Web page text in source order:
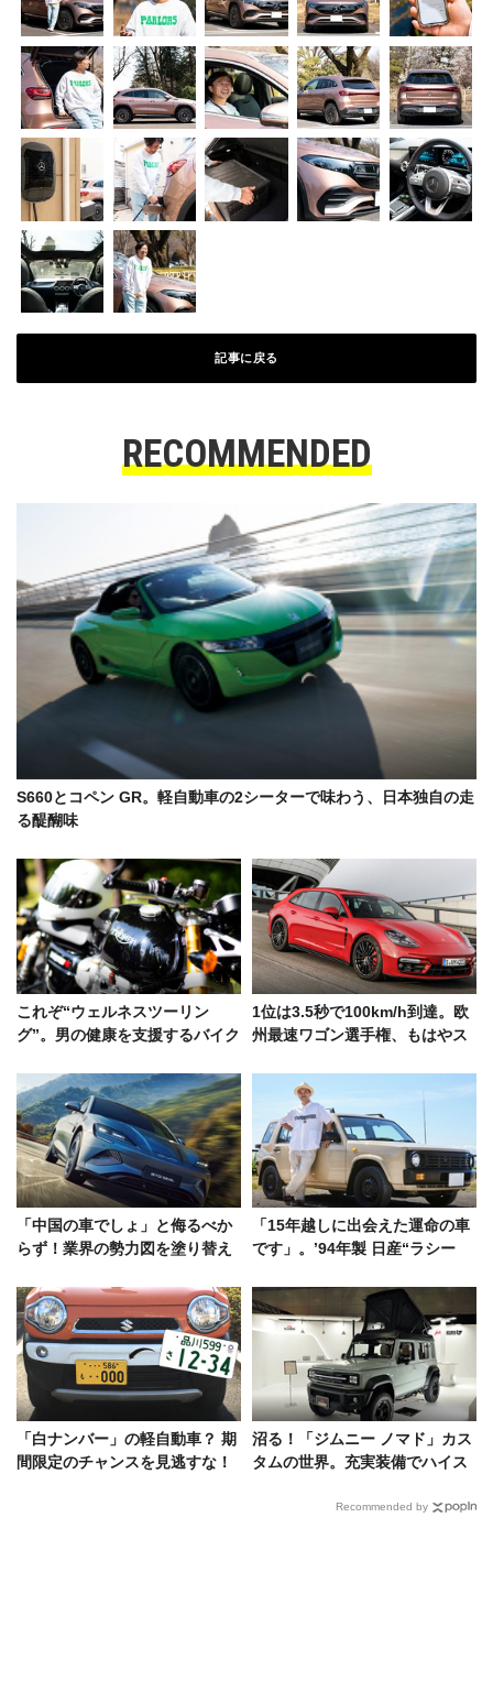
記事に戻る
RECOMMENDED
S660とコペン GR。軽自動車の2シーターで味わう、日本独自の走
る醍醐味
これぞ“ウェルネスツーリン
グ”。男の健康を支援するバイク
1位は3.5秒で100km/h到達。欧
州最速ワゴン選手権、もはやス
「中国の車でしょ」と侮るべか
らず！業界の勢力図を塗り替え
「15年越しに出会えた運命の車
です」。’94年製 日産“ラシー
る
「白ナンバー」の軽自動車？ 期
間限定のチャンスを見逃すな！
沼る！「ジムニー ノマド」カス
タムの世界。充実装備でハイス
Recommended by